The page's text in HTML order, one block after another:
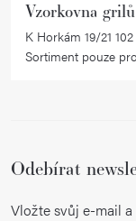
Vzorkovna grilů
K Horkám 19/21
Sortiment pouze
Odebírat
Vložte svůj e-mail